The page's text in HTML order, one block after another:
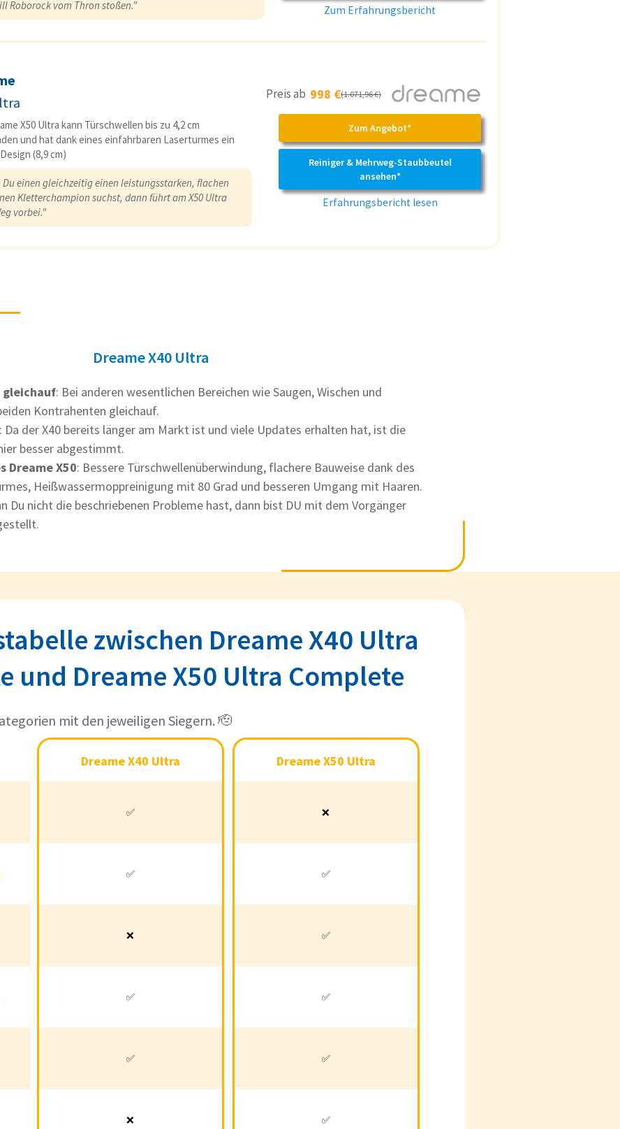
Roborock vom Thron stoßen."
Zum Erfahrungsbericht
X50 Ultra kann Türschwellen bis zu 4,2 cm
und hat dank eines einfahrbaren Laserturmes ein
(8,9 cm)
Du einen gleichzeitig einen leistungsstarken, flachen
Kletterchampion suchst, dann führt am X50 Ultra
vorbei."
Preis ab 998 €(1.071,96 €)
Zum Angebot*
Reiniger & Mehrweg-Staubbeutel
ansehen*
Erfahrungsbericht lesen
Dreame X40 Ultra
gleichauf: Bei anderen wesentlichen Bereichen wie Saugen, Wischen und
Kontrahenten gleichauf.
: Da der X40 bereits länger am Markt ist und viele Updates erhalten hat, ist die
besser abgestimmt.
Dreame X50: Bessere Türschwellenüberwindung, flachere Bauweise dank des
Heißwassermoppreinigung mit 80 Grad und besseren Umgang mit Haaren.
Du nicht die beschriebenen Probleme hast, dann bist DU mit dem Vorgänger
zwischen Dreame X40 Ultra
und Dreame X50 Ultra Complete
mit den jeweiligen Siegern. 🫡
Dreame X40 Ultra Dreame X50 Ultra
Dreame X40 Ultra
✅
✅
❌
✅
✅
❌
Dreame X50 Ultra
❌
✅
✅
✅
✅
✅